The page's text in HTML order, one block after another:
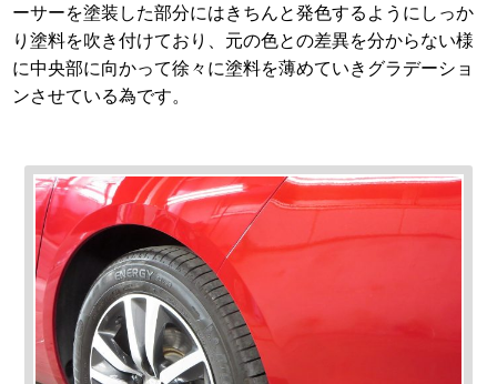
ーサーを塗装した部分にはきちんと発色するようにしっか
り塗料を吹き付けており、元の色との差異を分からない様
に中央部に向かって徐々に塗料を薄めていきグラデーショ
ンさせている為です。